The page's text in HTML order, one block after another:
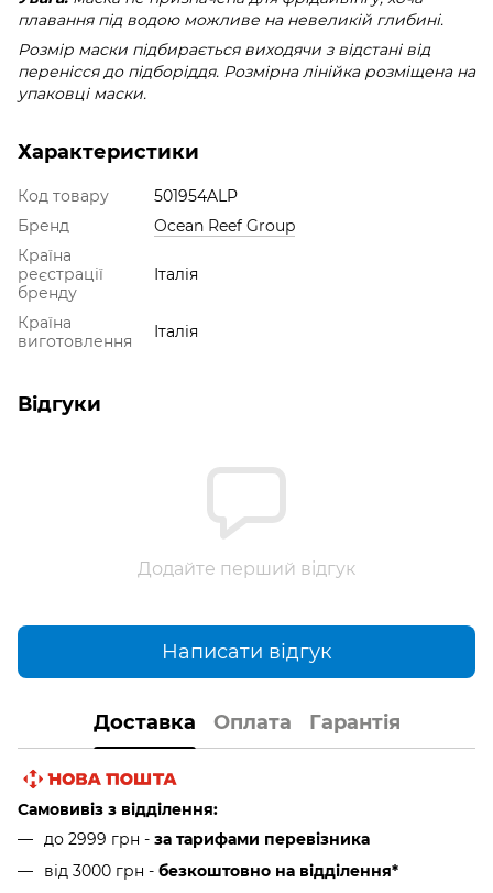
плавання під водою можливе на невеликій глибині.
Розмір маски підбирається виходячи з відстані від
перенісся до підборіддя. Розмірна лінійка розміщена на
упаковці маски.
Характеристики
Код товару
501954ALP
Бренд
Ocean Reef Group
Країна
реєстрації
бренду
Італія
Країна
виготовлення
Італія
Відгуки
Додайте перший відгук
Написати відгук
Доставка Оплата Гарантія
Самовивіз з відділення:
до 2999 грн - за тарифами перевізника
від 3000 грн - безкоштовно на відділення*